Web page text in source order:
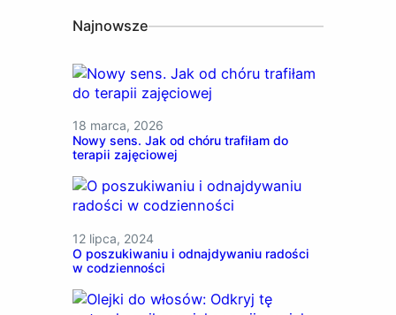
Najnowsze
18 marca, 2026
Nowy sens. Jak od chóru trafiłam do
terapii zajęciowej
12 lipca, 2024
O poszukiwaniu i odnajdywaniu radości
w codzienności